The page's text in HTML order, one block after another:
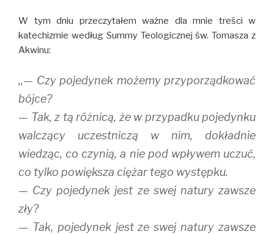
n
s
i
n
n
i
d
o
w
)
e
n
s
w
i
o
w
s
i
n
n
n
)
W tym dniu przeczytałem ważne dla mnie treści w
katechizmie według Summy Teologicznej św. Tomasza z
Akwinu:
,,— Czy pojedynek możemy przyporządkować
bójce?
— Tak, z tą różnicą, że w przypadku pojedynku
walczący uczestniczą w nim, dokładnie
wiedząc, co czynią, a nie pod wpływem uczuć,
co tylko powiększa ciężar tego występku.
— Czy pojedynek jest ze swej natury zawsze
zły?
— Tak, pojedynek jest ze swej natury zawsze